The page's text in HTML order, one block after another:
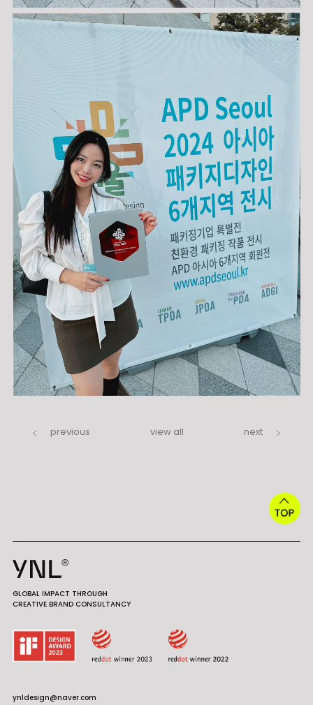
previous view all next
GLOBAL IMPACT THROUGH
CREATIVE BRAND CONSULTANCY
ynldesign@naver.com